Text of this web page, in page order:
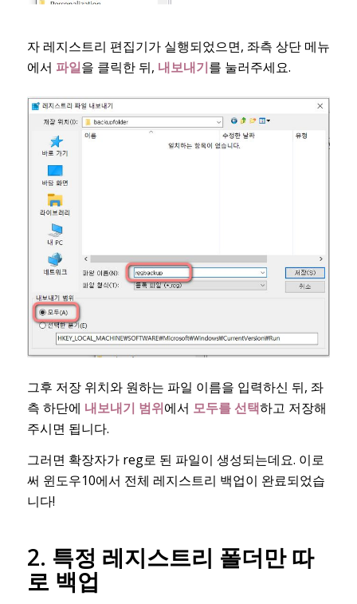
자 레지스트리 편집기가 실행되었으면, 좌측 상단 메뉴
에서 파일을 클릭한 뒤, 내보내기를 눌러주세요.
그후 저장 위치와 원하는 파일 이름을 입력하신 뒤, 좌
측 하단에 내보내기 범위에서 모두를 선택하고 저장해
주시면 됩니다.
그러면 확장자가 reg로 된 파일이 생성되는데요. 이로
써 윈도우10에서 전체 레지스트리 백업이 완료되었습
니다!
2. 특정 레지스트리 폴더만 따
로 백업